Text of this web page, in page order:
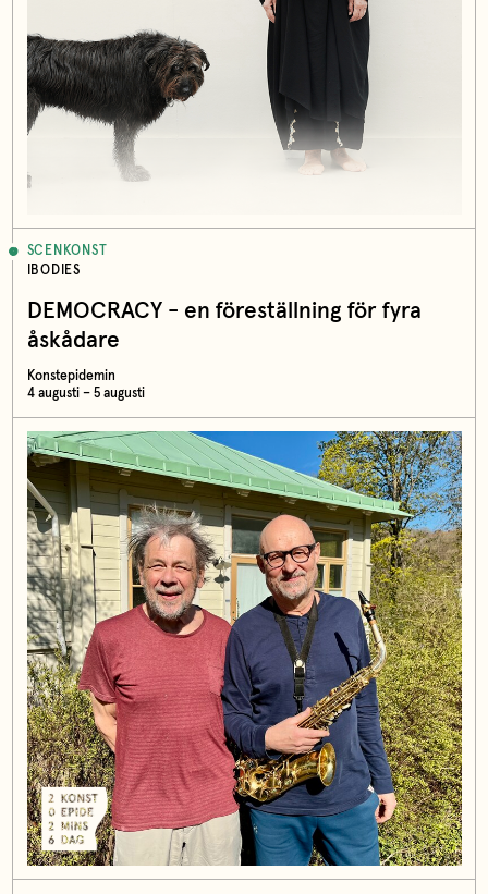
SCENKONST
IBODIES
DEMOCRACY - en föreställning för fyra
åskådare
Konstepidemin
4 augusti – 5 augusti